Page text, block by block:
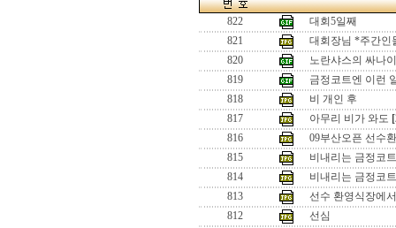
822
대회5일째
821
대회장님 *주간인
820
노란샤스의 싸나이
819
금정코트엔 이런
818
비 개인 후
817
아무리 비가 와도
816
09부산오픈 선수
815
비내리는 금정코트
814
비내리는 금정코
813
선수 환영식장에서
812
선심